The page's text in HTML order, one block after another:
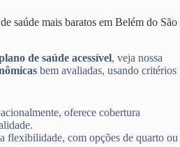
saúde mais baratos em Belém do São
de saúde acessível, veja nossa
bem avaliadas, usando critérios
oferece cobertura
flexibilidade, com opções de quarto ou